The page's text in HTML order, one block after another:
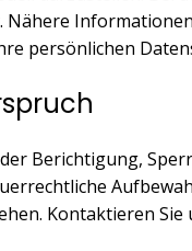
persönlichen
Berichtigung,
Kontaktieren